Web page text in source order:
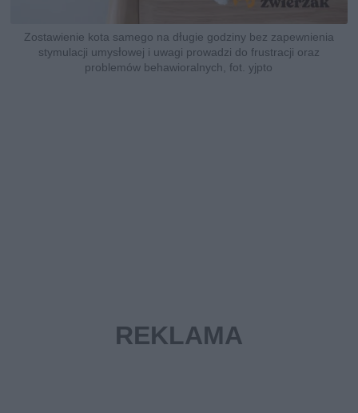
Zostawienie kota samego na długie godziny bez zapewnienia
stymulacji umysłowej i uwagi prowadzi do frustracji oraz
problemów behawioralnych, fot. yjpto